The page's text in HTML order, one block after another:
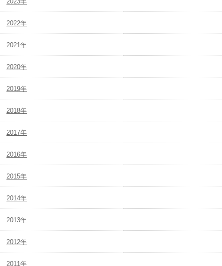
2022年
2021年
2020年
2019年
2018年
2017年
2016年
2015年
2014年
2013年
2012年
2011年